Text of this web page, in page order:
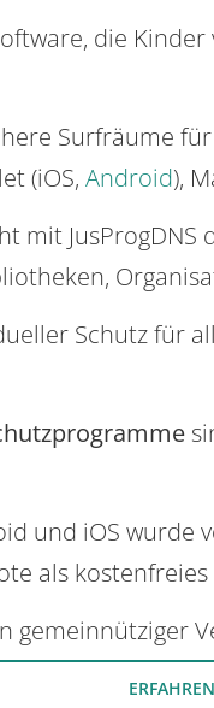
die
Surfräume für
(iOS, Android),
mit JusProgDNS
Schutz für
und iOS wurde
als
gemeinnütziger